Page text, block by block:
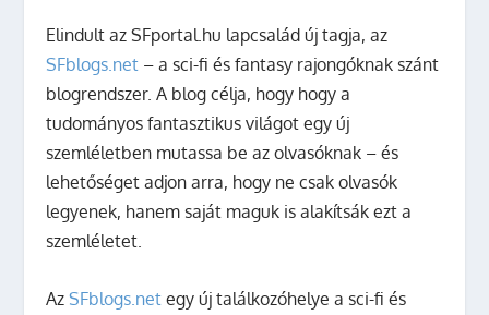
Elindult az SFportal.hu lapcsalád új tagja, az
SFblogs.net – a sci-fi és fantasy rajongóknak szánt
blogrendszer. A blog célja, hogy hogy a
tudományos fantasztikus világot egy új
szemléletben mutassa be az olvasóknak – és
lehetőséget adjon arra, hogy ne csak olvasók
legyenek, hanem saját maguk is alakítsák ezt a
szemléletet.
AzSFblogs.net egy új találkozóhelye a sci-fi és